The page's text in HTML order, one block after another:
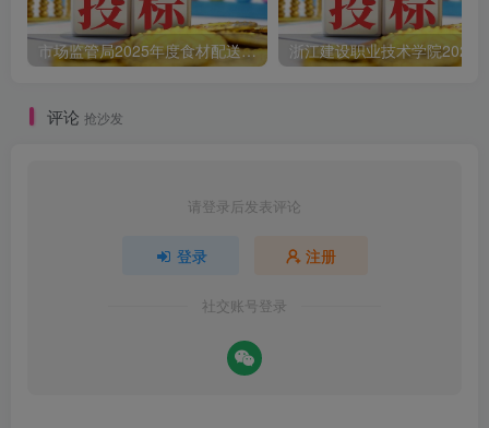
市场监管局2025年度食材配送采购公告
评论 抢沙发
请登录后发表评论
登录 注册
社交账号登录